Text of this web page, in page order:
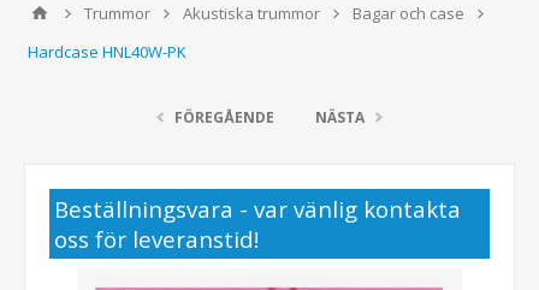
Trummor Akustiska trummor
Bagar och case
Hardcase HNL40W-PK
FÖREGÅENDE NÄSTA
Beställningsvara - var vänlig kontakta
oss för leveranstid!